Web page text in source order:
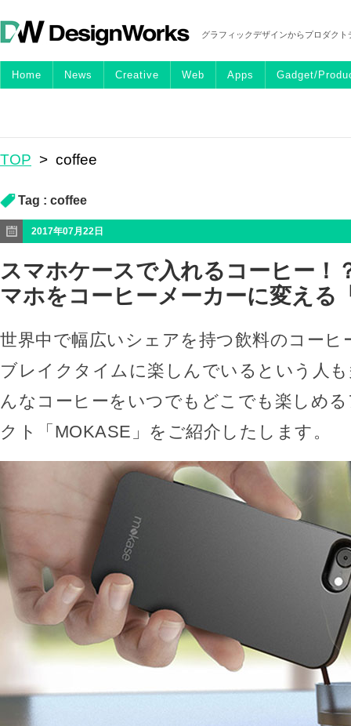
グラフィックデザインからプロダク
Home News Creative Web Apps Gadget/
TOP > coffee
Tag : coffee
2017年07月22日
スマホケースで入れるコーヒー！
マホをコーヒーメーカーに変える
世界中で幅広いシェアを持つ飲料のコーヒ
ブレイクタイムに楽しんでいるという人
んなコーヒーをいつでもどこでも楽しめ
クト「MOKASE」をご紹介したします。